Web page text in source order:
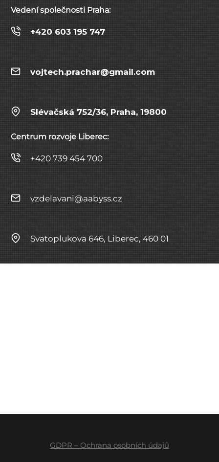
Vedení společnosti Praha:
+420 603 195 747
vojtech.prachar@gmail.com
Slévačská 752/36, Praha, 19800
Centrum rozvoje Liberec:
+420 739 454 700
vzdelavani@aabyss.cz
Svatoplukova 646, Liberec, 460 01
GDPR – Ochrana osobních údajů